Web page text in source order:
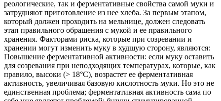
реологические, так и ферментативные свойства самой муки и
затрудняют приготовление из нее хлеба. За первым этапом,
который должен проходить на мельнице, должен следовать
этап правильного обращения с мукой и ее правильного
хранения. Факторами риска, которые при созревании и
хранении могут изменить муку в худшую сторону, являются:
Повышение ферментативной активности: если муку оставить
для созревания при неподходящих температурах, которые, как
правило, высоки (> 18°C), возрастет ее ферментативная
активность, увеличивая базовую кислотность муки. Но это не
единственная проблема; ферментативная активность сама по